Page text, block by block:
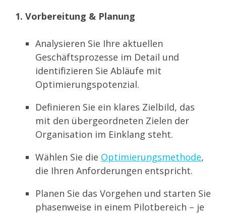
1. Vorbereitung & Planung
Analysieren Sie Ihre aktuellen
Geschäftsprozesse im Detail und
identifizieren Sie Abläufe mit
Optimierungspotenzial.
Definieren Sie ein klares Zielbild, das
mit den übergeordneten Zielen der
Organisation im Einklang steht.
Wählen Sie die Optimierungsmethode,
die Ihren Anforderungen entspricht.
Planen Sie das Vorgehen und starten Sie
phasenweise in einem Pilotbereich – je